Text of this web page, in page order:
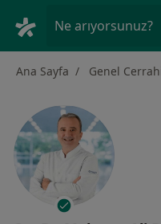
Ne arıyorsunuz?
Ana Sayfa Genel